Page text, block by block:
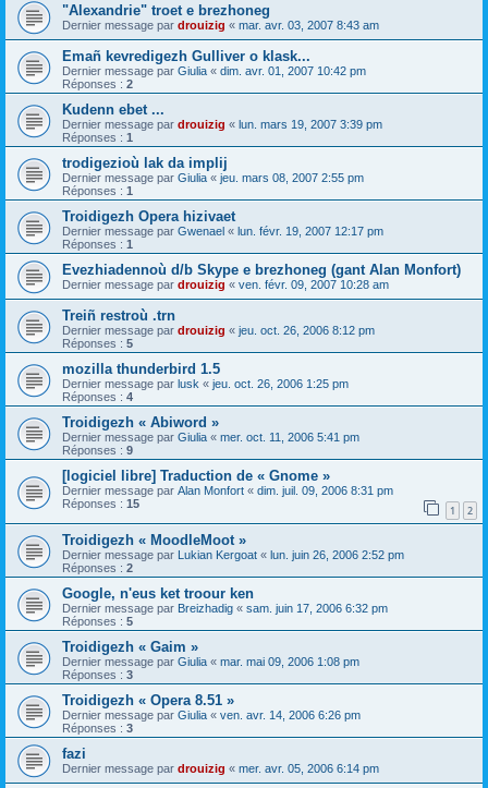
"Alexandrie" troet e brezhoneg
Dernier message par drouizig « mar. avr. 03, 2007 8:43 am
Emañ kevredigezh Gulliver o klask...
Dernier message par Giulia « dim. avr. 01, 2007 10:42 pm
Réponses : 2
Kudenn ebet ...
Dernier message par drouizig « lun. mars 19, 2007 3:39 pm
Réponses : 1
trodigezioù lak da implij
Dernier message par Giulia « jeu. mars 08, 2007 2:55 pm
Réponses : 1
Troidigezh Opera hizivaet
Dernier message par Gwenael « lun. févr. 19, 2007 12:17 pm
Réponses : 1
Evezhiadennoù d/b Skype e brezhoneg (gant Alan Monfort)
Dernier message par drouizig « ven. févr. 09, 2007 10:28 am
Treiñ restroù .trn
Dernier message par drouizig « jeu. oct. 26, 2006 8:12 pm
Réponses : 5
mozilla thunderbird 1.5
Dernier message par lusk « jeu. oct. 26, 2006 1:25 pm
Réponses : 4
Troidigezh « Abiword »
Dernier message par Giulia « mer. oct. 11, 2006 5:41 pm
Réponses : 9
[logiciel libre] Traduction de « Gnome »
Dernier message par Alan Monfort « dim. juil. 09, 2006 8:31 pm
Réponses : 15 1 2
Troidigezh « MoodleMoot »
Dernier message par Lukian Kergoat « lun. juin 26, 2006 2:52 pm
Réponses : 2
Google, n'eus ket troour ken
Dernier message par Breizhadig « sam. juin 17, 2006 6:32 pm
Réponses : 5
Troidigezh « Gaim »
Dernier message par Giulia « mar. mai 09, 2006 1:08 pm
Réponses : 3
Troidigezh « Opera 8.51 »
Dernier message par Giulia « ven. avr. 14, 2006 6:26 pm
Réponses : 3
fazi
Dernier message par drouizig « mer. avr. 05, 2006 6:14 pm